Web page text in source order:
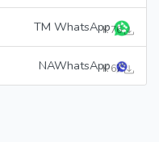
TM WhatsApp 76 K
NAWhatsApp 67 K